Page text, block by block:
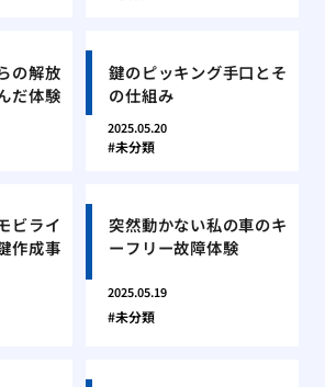
の解放
だ体験
鍵のピッキング手口とそ
の仕組み
2025.05.20
未分類
ビライ
作成事
突然動かない私の車のキ
ーフリー故障体験
2025.05.19
未分類